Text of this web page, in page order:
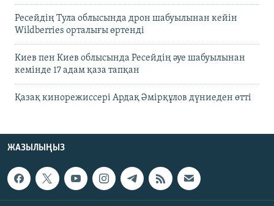
Ресейдің Тула облысында дрон шабуылынан кейін
Wildberries орталығы өртенді
Киев пен Киев облысында Ресейдің әуе шабуылынан
кемінде 17 адам қаза тапқан
Қазақ кинорежиссері Ардақ Әмірқұлов дүниеден өтті
ЖАЗЫЛЫҢЫЗ